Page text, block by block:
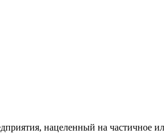
нацеленный на частичное